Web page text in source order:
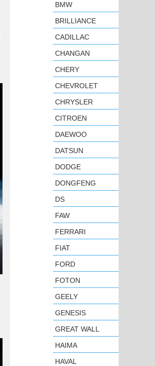
BMW
BRILLIANCE
CADILLAC
CHANGAN
CHERY
CHEVROLET
CHRYSLER
CITROEN
DAEWOO
DATSUN
DODGE
DONGFENG
DS
FAW
FERRARI
FIAT
FORD
FOTON
GEELY
GENESIS
GREAT WALL
HAIMA
HAVAL